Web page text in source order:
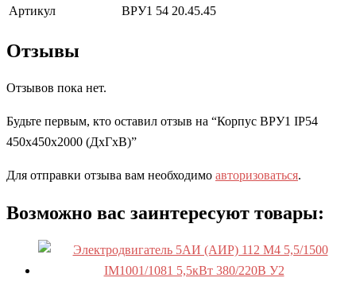
Артикул
ВРУ1 54 20.45.45
Отзывы
Отзывов пока нет.
Будьте первым, кто оставил отзыв на “Корпус ВРУ1 IP54
450х450х2000 (ДхГхВ)”
Для отправки отзыва вам необходимо авторизоваться.
Возможно вас заинтересуют товары: